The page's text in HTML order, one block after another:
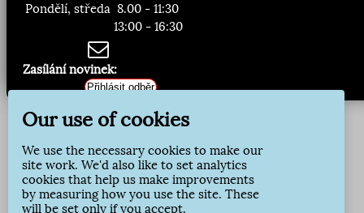
Pondělí, středa 8.00 - 11:30
13:00 - 16:30
Zasílání novinek:
Přihlásit odběr
Our use of cookies
We use the necessary cookies to make our
site work. We'd also like to set analytics
cookies that help us make improvements
by measuring how you use the site. These
will be set only if you accept.